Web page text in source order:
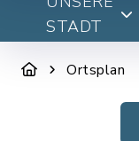
STADT
Ortsplan